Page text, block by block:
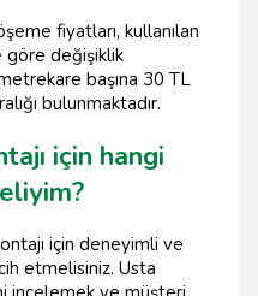
fiyatları, kullanılan
göre değişiklik
başına 30 TL
bulunmaktadır.
için hangi
için deneyimli ve
etmelisiniz. Usta